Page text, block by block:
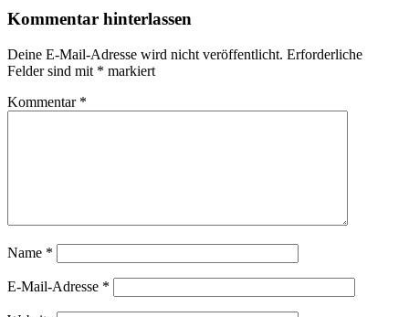
Kommentar hinterlassen
Deine E-Mail-Adresse wird nicht veröffentlicht. Erforderliche
Felder sind mit * markiert
Kommentar *
Name *
E-Mail-Adresse *